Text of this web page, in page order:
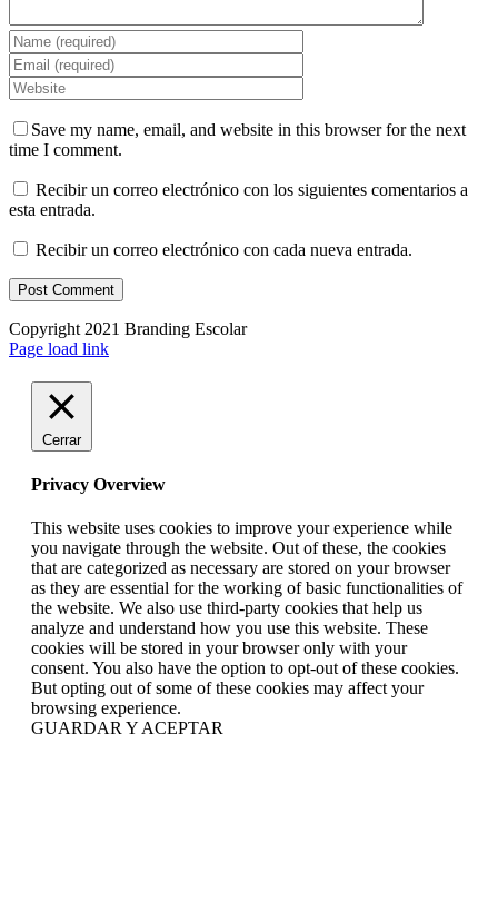
Save my name, email, and website in this browser for the next
time I comment.
Recibir un correo electrónico con los siguientes comentarios a
esta entrada.
Recibir un correo electrónico con cada nueva entrada.
Copyright 2021 Branding Escolar
X
Instagram
LinkedIn
YouTube
Email
Facebook
Page load link
Cerrar
Privacy Overview
This website uses cookies to improve your experience while
you navigate through the website. Out of these, the cookies
that are categorized as necessary are stored on your browser
as they are essential for the working of basic functionalities of
the website. We also use third-party cookies that help us
analyze and understand how you use this website. These
cookies will be stored in your browser only with your
consent. You also have the option to opt-out of these cookies.
But opting out of some of these cookies may affect your
browsing experience.
GUARDAR Y ACEPTAR